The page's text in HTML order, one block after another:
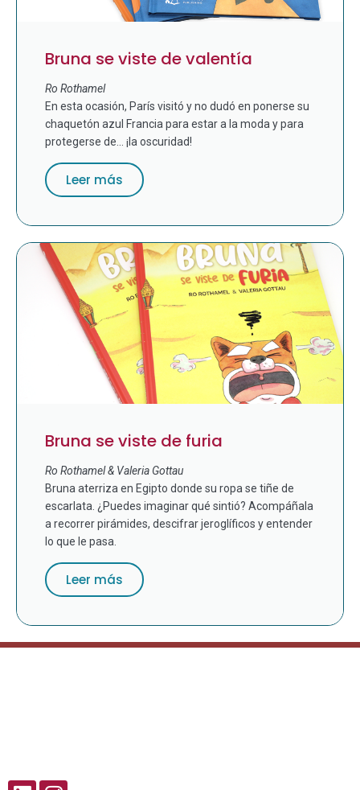
Bruna se viste de valentía
Ro Rothamel
En esta ocasión, París visitó y no dudó en ponerse su
chaquetón azul Francia para estar a la moda y para
protegerse de... ¡la oscuridad!
Leer más
Bruna se viste de furia
Ro Rothamel & Valeria Gottau
Bruna aterriza en Egipto donde su ropa se tiñe de
escarlata. ¿Puedes imaginar qué sintió? Acompáñala
a recorrer pirámides, descifrar jeroglíficos y entender
lo que le pasa.
Leer más